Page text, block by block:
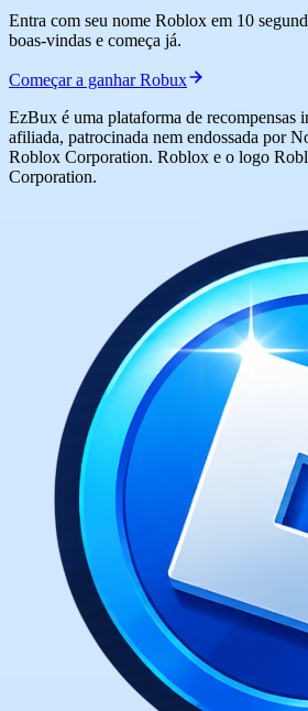
Entra com seu nome Roblox em 10
boas-vindas e começa já.
Começar a ganhar Robux
EzBux é uma plataforma de recompensas
afiliada, patrocinada nem endossada por
Roblox Corporation. Roblox e o logo
Corporation.